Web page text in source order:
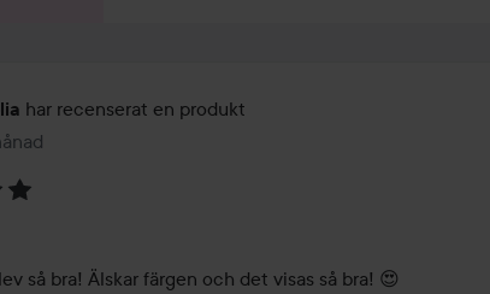
har recenserat en produkt
skapades 1 månad
så bra! Älskar färgen och det visas så bra! 😍